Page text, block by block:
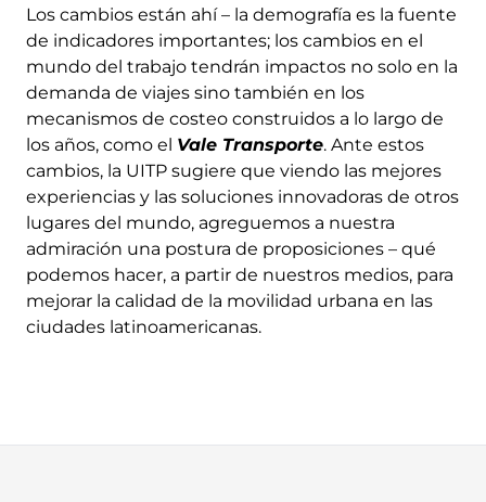
Los cambios están ahí – la demografía es la fuente
de indicadores importantes; los cambios en el
mundo del trabajo tendrán impactos no solo en la
demanda de viajes sino también en los
mecanismos de costeo construidos a lo largo de
los años, como el Vale Transporte. Ante estos
cambios, la UITP sugiere que viendo las mejores
experiencias y las soluciones innovadoras de otros
lugares del mundo, agreguemos a nuestra
admiración una postura de proposiciones – qué
podemos hacer, a partir de nuestros medios, para
mejorar la calidad de la movilidad urbana en las
ciudades latinoamericanas.